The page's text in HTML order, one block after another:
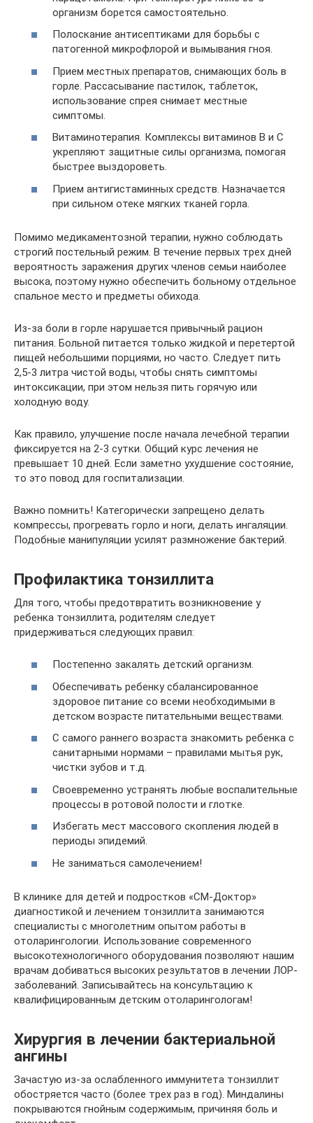
организм борется самостоятельно.
Полоскание антисептиками для борьбы с
патогенной микрофлорой и вымывания гноя.
Прием местных препаратов, снимающих боль в
горле. Рассасывание пастилок, таблеток,
использование спрея снимает местные
симптомы.
Витаминотерапия. Комплексы витаминов В и С
укрепляют защитные силы организма, помогая
быстрее выздороветь.
Прием антигистаминных средств. Назначается
при сильном отеке мягких тканей горла.
Помимо медикаментозной терапии, нужно соблюдать
строгий постельный режим. В течение первых трех дней
вероятность заражения других членов семьи наиболее
высока, поэтому нужно обеспечить больному отдельное
спальное место и предметы обихода.
Из-за боли в горле нарушается привычный рацион
питания. Больной питается только жидкой и перетертой
пищей небольшими порциями, но часто. Следует пить
2,5-3 литра чистой воды, чтобы снять симптомы
интоксикации, при этом нельзя пить горячую или
холодную воду.
Как правило, улучшение после начала лечебной терапии
фиксируется на 2-3 сутки. Общий курс лечения не
превышает 10 дней. Если заметно ухудшение состояние,
то это повод для госпитализации.
Важно помнить! Категорически запрещено делать
компрессы, прогревать горло и ноги, делать ингаляции.
Подобные манипуляции усилят размножение бактерий.
Профилактика тонзиллита
Для того, чтобы предотвратить возникновение у
ребенка тонзиллита, родителям следует
придерживаться следующих правил:
Постепенно закалять детский организм.
Обеспечивать ребенку сбалансированное
здоровое питание со всеми необходимыми в
детском возрасте питательными веществами.
С самого раннего возраста знакомить ребенка с
санитарными нормами – правилами мытья рук,
чистки зубов и т.д.
Своевременно устранять любые воспалительные
процессы в ротовой полости и глотке.
Избегать мест массового скопления людей в
периоды эпидемий.
Не заниматься самолечением!
В клинике для детей и подростков «СМ-Доктор»
диагностикой и лечением тонзиллита занимаются
специалисты с многолетним опытом работы в
отоларингологии. Использование современного
высокотехнологичного оборудования позволяют нашим
врачам добиваться высоких результатов в лечении ЛОР-
заболеваний. Записывайтесь на консультацию к
квалифицированным детским отоларингологам!
Хирургия в лечении бактериальной
ангины
Зачастую из-за ослабленного иммунитета тонзиллит
обостряется часто (более трех раз в год). Миндалины
покрываются гнойным содержимым, причиняя боль и